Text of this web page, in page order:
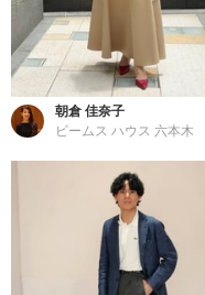
朝倉 佳奈子
ビームス ハウス 六本木